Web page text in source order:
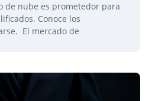
de nube es prometedor para
Conoce los
El mercado de